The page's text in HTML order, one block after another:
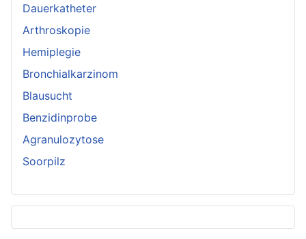
Dauerkatheter
Arthroskopie
Hemiplegie
Bronchialkarzinom
Blausucht
Benzidinprobe
Agranulozytose
Soorpilz